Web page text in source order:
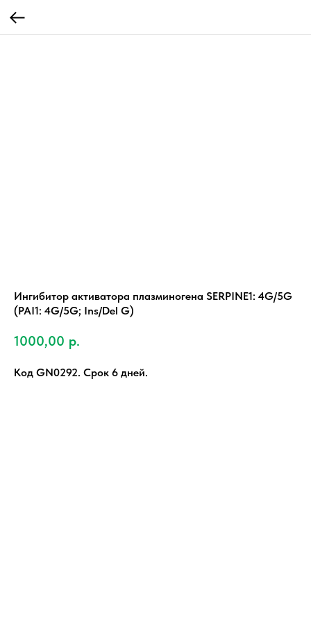
Ингибитор активатора плазминогена SERPINE1: 4G/5G
(PAI1: 4G/5G; Ins/Del G)
1000,00 р.
Код GN0292. Срок 6 дней.